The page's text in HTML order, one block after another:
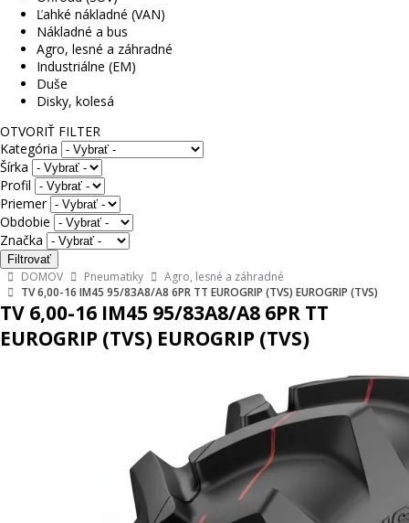
Ľahké nákladné (VAN)
Nákladné a bus
Agro, lesné a záhradné
Industriálne (EM)
Duše
Disky, kolesá
OTVORIŤ FILTER
Kategória
Šírka
Profil
Priemer
Obdobie
Značka
DOMOV Pneumatiky
Agro, lesné a záhradné
TV 6,00-16 IM45 95/83A8/A8 6PR TT EUROGRIP (TVS) EUROGRIP (TVS)
TV 6,00-16 IM45 95/83A8/A8 6PR TT
EUROGRIP (TVS) EUROGRIP (TVS)